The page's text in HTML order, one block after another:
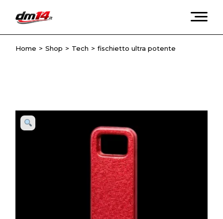
content
Home Shop Tech fischietto ultra potente